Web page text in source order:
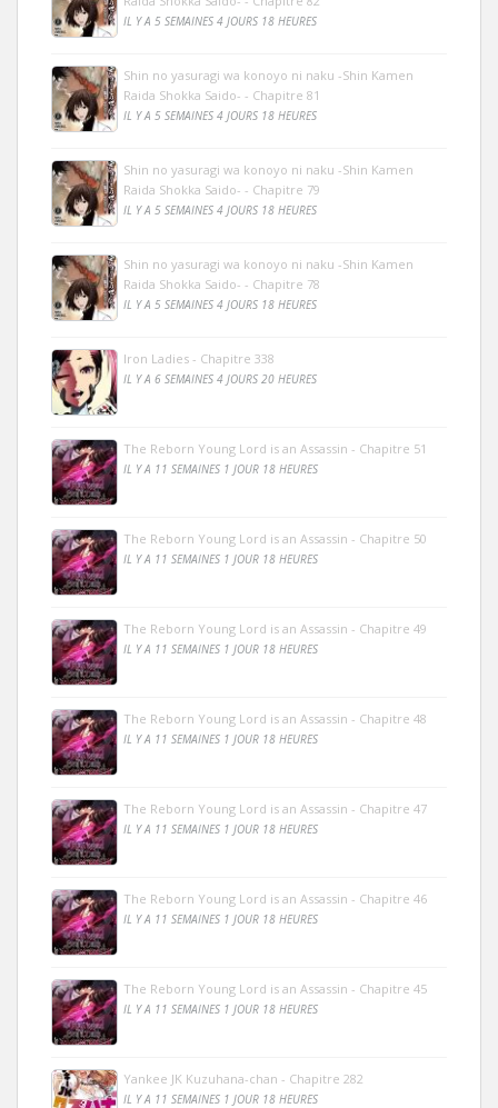
IL Y A 5 SEMAINES 4 JOURS 18 HEURES
Shin no yasuragi wa konoyo ni naku -Shin Kamen
Raida Shokka Saido- - Chapitre 81
IL Y A 5 SEMAINES 4 JOURS 18 HEURES
Shin no yasuragi wa konoyo ni naku -Shin Kamen
Raida Shokka Saido- - Chapitre 79
IL Y A 5 SEMAINES 4 JOURS 18 HEURES
Shin no yasuragi wa konoyo ni naku -Shin Kamen
Raida Shokka Saido- - Chapitre 78
IL Y A 5 SEMAINES 4 JOURS 18 HEURES
Iron Ladies - Chapitre 338
IL Y A 6 SEMAINES 4 JOURS 20 HEURES
The Reborn Young Lord is an Assassin - Chapitre 51
IL Y A 11 SEMAINES 1 JOUR 18 HEURES
The Reborn Young Lord is an Assassin - Chapitre 50
IL Y A 11 SEMAINES 1 JOUR 18 HEURES
The Reborn Young Lord is an Assassin - Chapitre 49
IL Y A 11 SEMAINES 1 JOUR 18 HEURES
The Reborn Young Lord is an Assassin - Chapitre 48
IL Y A 11 SEMAINES 1 JOUR 18 HEURES
The Reborn Young Lord is an Assassin - Chapitre 47
IL Y A 11 SEMAINES 1 JOUR 18 HEURES
The Reborn Young Lord is an Assassin - Chapitre 46
IL Y A 11 SEMAINES 1 JOUR 18 HEURES
The Reborn Young Lord is an Assassin - Chapitre 45
IL Y A 11 SEMAINES 1 JOUR 18 HEURES
Yankee JK Kuzuhana-chan - Chapitre 282
IL Y A 11 SEMAINES 1 JOUR 18 HEURES